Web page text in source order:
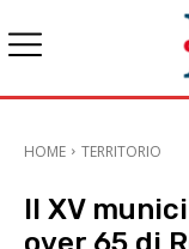
HOME TERRITORIO
Il XV